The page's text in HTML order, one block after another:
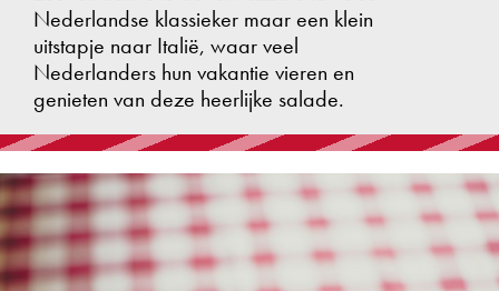
Nederlandse klassieker maar een klein
uitstapje naar Italië, waar veel
Nederlanders hun vakantie vieren en
genieten van deze heerlijke salade.